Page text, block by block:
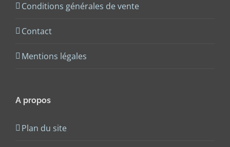
Conditions générales de vente
Contact
Mentions légales
A propos
Plan du site